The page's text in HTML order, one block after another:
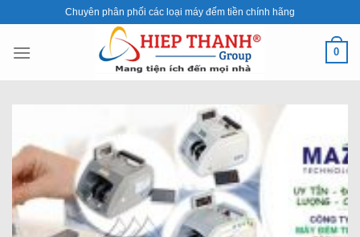
content
Chuyên phân phối các loại máy đếm tiền chính hãng
0